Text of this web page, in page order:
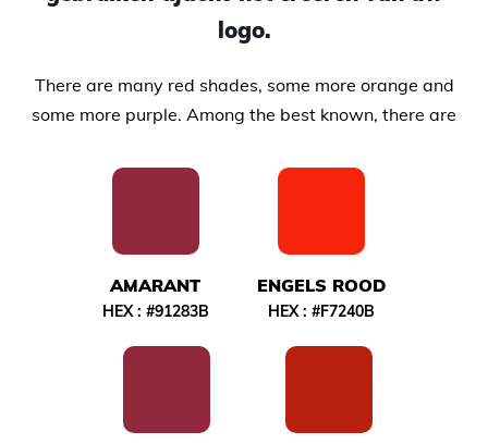
logo.
There are many red shades, some more orange and
some more purple. Among the best known, there are
AMARANT
HEX : #91283B
ENGELS ROOD
HEX : #F7240B